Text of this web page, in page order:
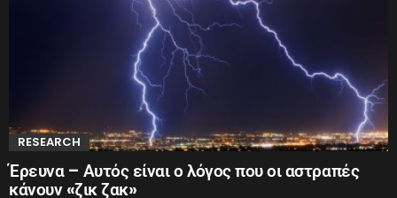
RESEARCH
Έρευνα – Αυτός είναι ο λόγος που οι αστραπές
κάνουν «ζικ ζακ»